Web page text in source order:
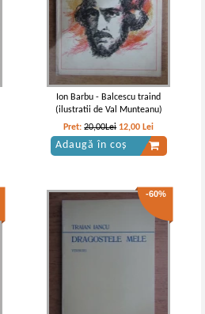
Ion Barbu - Balcescu traind
(ilustratii de Val Munteanu)
Pret:20,00Lei 12,00 Lei
Adaugă în coș
-60%